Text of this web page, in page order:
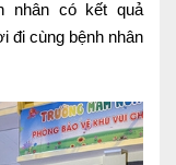
nhân có kết quả
đi cùng bệnh nhân